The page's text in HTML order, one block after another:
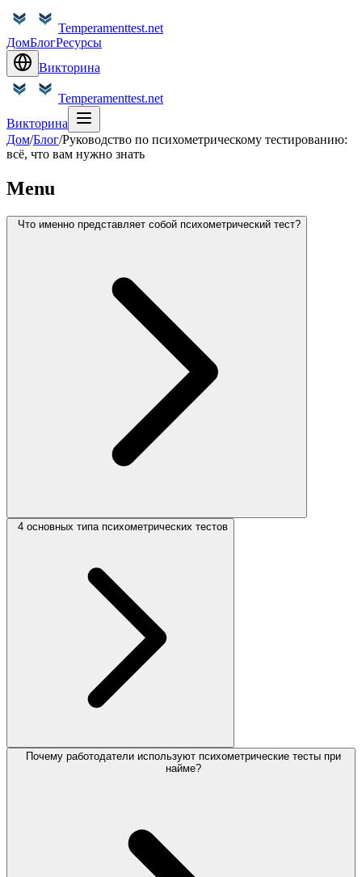
Temperamenttest.net
ДомБлогРесурсы
Викторина
Temperamenttest.net
Викторина
Дом/Блог/Руководство по психометрическому тестированию:
всё, что вам нужно знать
Menu
Что именно представляет собой психометрический тест?
4 основных типа психометрических тестов
Почему работодатели используют психометрические тесты при
найме?